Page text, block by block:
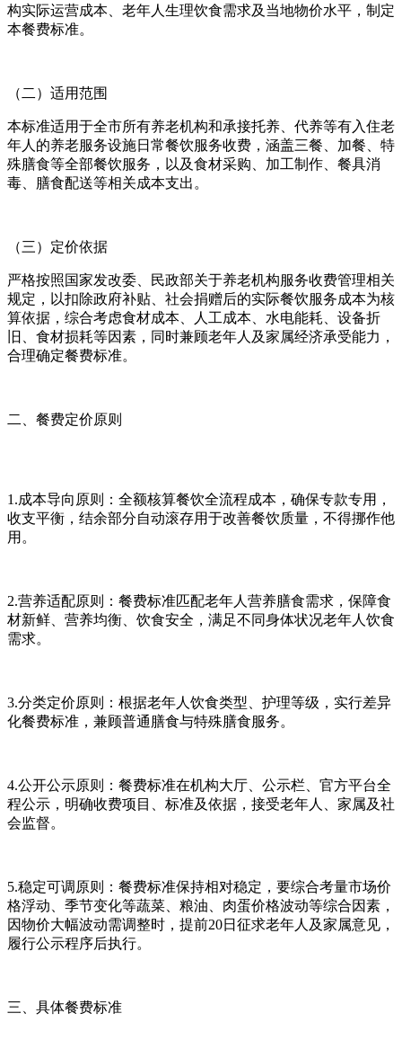
构实际运营成本、老年人生理饮食需求及当地物价水平，制定
本餐费标准。
（二）适用范围
本标准适用于全市所有养老机构和承接托养、代养等有入住老
年人的养老服务设施日常餐饮服务收费，涵盖三餐、加餐、特
殊膳食等全部餐饮服务，以及食材采购、加工制作、餐具消
毒、膳食配送等相关成本支出。
（三）定价依据
严格按照国家发改委、民政部关于养老机构服务收费管理相关
规定，以扣除政府补贴、社会捐赠后的实际餐饮服务成本为核
算依据，综合考虑食材成本、人工成本、水电能耗、设备折
旧、食材损耗等因素，同时兼顾老年人及家属经济承受能力，
合理确定餐费标准。
二、餐费定价原则
1.成本导向原则：全额核算餐饮全流程成本，确保专款专用，
收支平衡，结余部分自动滚存用于改善餐饮质量，不得挪作他
用。
2.营养适配原则：餐费标准匹配老年人营养膳食需求，保障食
材新鲜、营养均衡、饮食安全，满足不同身体状况老年人饮食
需求。
3.分类定价原则：根据老年人饮食类型、护理等级，实行差异
化餐费标准，兼顾普通膳食与特殊膳食服务。
4.公开公示原则：餐费标准在机构大厅、公示栏、官方平台全
程公示，明确收费项目、标准及依据，接受老年人、家属及社
会监督。
5.稳定可调原则：餐费标准保持相对稳定，要综合考量市场价
格浮动、季节变化等蔬菜、粮油、肉蛋价格波动等综合因素，
因物价大幅波动需调整时，提前20日征求老年人及家属意见，
履行公示程序后执行。
三、具体餐费标准